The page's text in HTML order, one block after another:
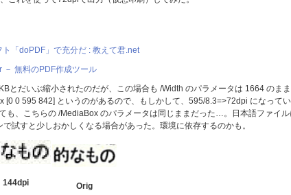
「doPDF」で充分だ : 教えて君.net
－ 無料のPDF作成ツール
とだいぶ縮小されたのだが、この場合も /Width のパラメータは 1664 のまま
[0 0 595 842] というのがあるので、もしかして、595/8.3=>72dpi になってい
も、こちらの /MediaBox のパラメータは同じままだった…。日本語ファイル
試すと少しおかしくなる場合があった。環境に依存するのかも。
144dpi
Orig